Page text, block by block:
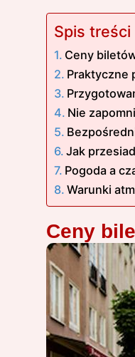
Spis treści
Ceny
Praktyczne
Nie
Jak
Pogoda a
Warunki
Ceny